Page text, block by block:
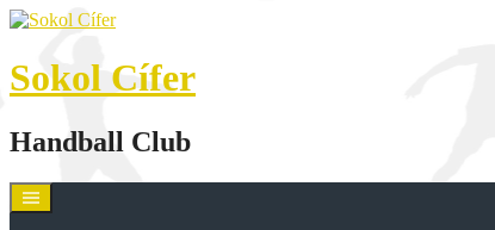
Skip
content
Sokol Cífer
Handball Club